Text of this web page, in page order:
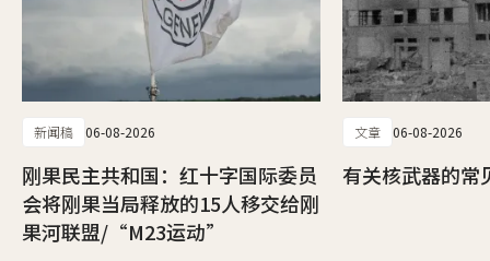
新闻稿 06-08-2026
刚果民主共和国：红十字国际委员
会将刚果当局释放的15人移交给刚
果河联盟/“M23运动”
文章 06-08-2026
有关核武器的常